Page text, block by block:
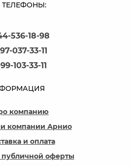
ТЕЛЕФОНЫ:
536-18-98
037-33-11
103-33-11
компанию
компании Арнио
и оплата
публичной оферты